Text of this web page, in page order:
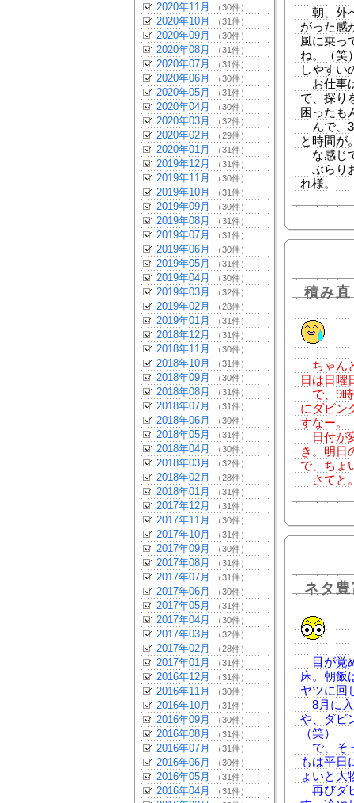
2020年11月 （30件）
2020年10月 （31件）
2020年09月 （30件）
2020年08月 （31件）
2020年07月 （31件）
2020年06月 （30件）
2020年05月 （31件）
2020年04月 （30件）
2020年03月 （32件）
2020年02月 （29件）
2020年01月 （31件）
2019年12月 （31件）
2019年11月 （30件）
2019年10月 （31件）
2019年09月 （30件）
2019年08月 （31件）
2019年07月 （31件）
2019年06月 （30件）
2019年05月 （31件）
2019年04月 （30件）
2019年03月 （32件）
2019年02月 （28件）
2019年01月 （31件）
2018年12月 （31件）
2018年11月 （30件）
2018年10月 （31件）
2018年09月 （30件）
2018年08月 （31件）
2018年07月 （31件）
2018年06月 （30件）
2018年05月 （31件）
2018年04月 （30件）
2018年03月 （32件）
2018年02月 （28件）
2018年01月 （31件）
2017年12月 （31件）
2017年11月 （30件）
2017年10月 （31件）
2017年09月 （30件）
2017年08月 （31件）
2017年07月 （31件）
2017年06月 （30件）
2017年05月 （31件）
2017年04月 （30件）
2017年03月 （32件）
2017年02月 （28件）
2017年01月 （31件）
2016年12月 （31件）
2016年11月 （30件）
2016年10月 （31件）
2016年09月 （30件）
2016年08月 （31件）
2016年07月 （31件）
2016年06月 （30件）
2016年05月 （31件）
2016年04月 （31件）
朝、外
がった感
風に乗っ
ね。（笑
しやすい
お仕事
で、探り
困ったも
んで、
と時間が
な感じ
ぶらり
れ様。
積み
ちゃん
日は日曜
で、9時
にダビン
すなー。
日付が
き。明日
で、ちょ
さてと
ネタ
目が覚
床。朝飯
ヤツに回
8月に入
や、ダビ
（笑）
で、そ
もは平日
ょいと大
再びダ